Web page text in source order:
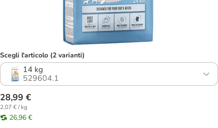
Scegli l'articolo (2 varianti)
14 kg
529604.1
28,99 €
2,07 € / kg
26,96 €